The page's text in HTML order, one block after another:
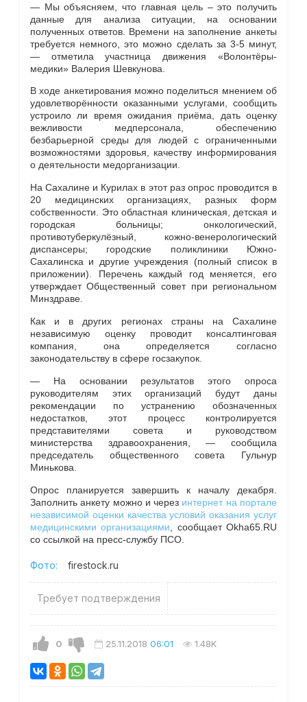
— Мы объясняем, что главная цель – это получить
данные для анализа ситуации, на основании
полученных ответов. Времени на заполнение анкеты
требуется немного, это можно сделать за 3-5 минут,
— отметила участница движения «Волонтёры-
медики» Валерия Шевкунова.
В ходе анкетирования можно поделиться мнением об
удовлетворённости оказанными услугами, сообщить
устроило ли время ожидания приёма, дать оценку
вежливости медперсонала, обеспечению
безбарьерной среды для людей с ограниченными
возможностями здоровья, качеству информирования
о деятельности медорганизации.
На Сахалине и Курилах в этот раз опрос проводится в
20 медицинских организациях, разных форм
собственности. Это областная клиническая, детская и
городская больницы; онкологический,
противотуберкулёзный, кожно-венерологический
диспансеры; городские поликлиники Южно-
Сахалинска и другие учреждения (полный список в
приложении). Перечень каждый год меняется, его
утверждает Общественный совет при региональном
Минздраве.
Как и в других регионах страны на Сахалине
независимую оценку проводит консалтинговая
компания, она определяется согласно
законодательству в сфере госзакупок.
— На основании результатов этого опроса
руководителям этих организаций будут даны
рекомендации по устранению обозначенных
недостатков, этот процесс контролируется
представителями совета и руководством
министерства здравоохранения, — сообщила
председатель общественного совета Гульнур
Минькова.
Опрос планируется завершить к началу декабря.
Заполнить анкету можно и через интернет на портале
независимой оценки качества условий оказания услуг
медицинскими организациями , сообщает Okha65.RU
со ссылкой на пресс-службу ПСО.
Фото: firestock.ru
Требует подтверждения
0 25.11.2018 06:01 1.48K